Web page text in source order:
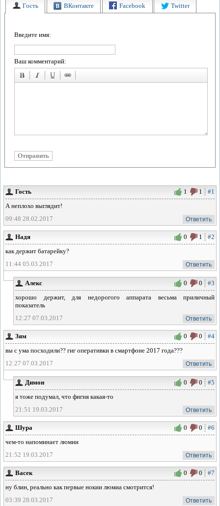
Гость ВКонтакте Facebook Twitter
Введите имя:
Ваш комментарий:
Гость #1
1
1
А неплохо выглядит!
09:48 28.02.2017
Ответить
Надя #2
1
0
как держит батарейку?
11:44 05.03.2017
Ответить
Алекс #3
0
0
хорошо держит, для недорогого аппарата весьма приличный
показатель
12:27 07.03.2017
Ответить
Зям #4
0
0
вы с ума посходили?? гиг оперативки в смартфоне 2017 года???
12:27 07.03.2017
Ответить
Димон #5
0
0
я тоже подумал, что фигня какая-то
21:51 19.03.2017
Ответить
Шура #6
0
0
чем-то напоминает люмии
21:52 19.03.2017
Ответить
Васек #7
0
0
ну блин, реально как первые нокии люмиа смотрится!
03:39 28.03.2017
Ответить